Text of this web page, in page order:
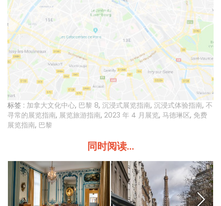
标签 : 加拿大文化中心, 巴黎 8, 沉浸式展览指南, 沉浸式体验指南, 不
寻常的展览指南, 展览旅游指南, 2023 年 4 月展览, 马德琳区, 免费
展览指南, 巴黎
同时阅读...